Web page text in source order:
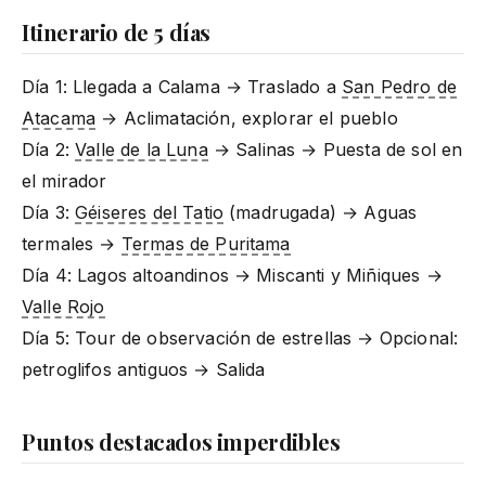
Itinerario de 5 días
Día 1: Llegada a Calama → Traslado a San Pedro de
Atacama → Aclimatación, explorar el pueblo
Día 2:Valle de la Luna→ Salinas → Puesta de sol en
el mirador
Día 3:Géiseres del Tatio (madrugada) → Aguas
termales → Termas de Puritama
Día 4: Lagos altoandinos → Miscanti y Miñiques →
Valle Rojo
Día 5: Tour de observación de estrellas → Opcional:
petroglifos antiguos → Salida
Puntos destacados imperdibles